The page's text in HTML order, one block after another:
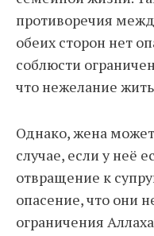
противоречия
обеих сторон нет
соблюсти
что нежелание
Однако, жена
случае, если у неё
отвращение к
опасение, что они
ограничения